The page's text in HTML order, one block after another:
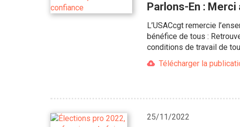
Parlons-En :
L’USACcgt remercie
bénéfice de tous :
conditions de travail de
Télécharger la
25/11/2022